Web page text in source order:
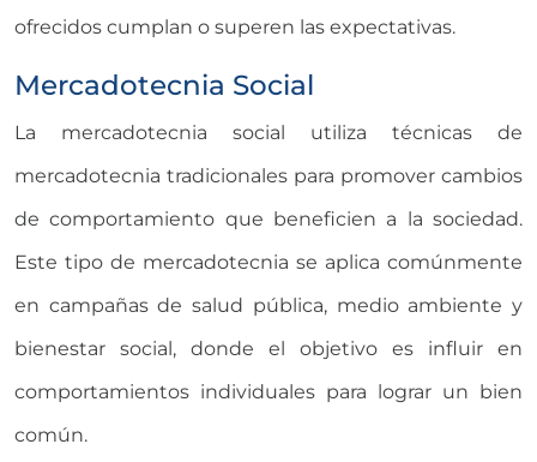
ofrecidos cumplan o superen las expectativas.
Mercadotecnia Social
La mercadotecnia social utiliza técnicas de
mercadotecnia tradicionales para promover cambios
de comportamiento que beneficien a la sociedad.
Este tipo de mercadotecnia se aplica comúnmente
en campañas de salud pública, medio ambiente y
bienestar social, donde el objetivo es influir en
comportamientos individuales para lograr un bien
común.